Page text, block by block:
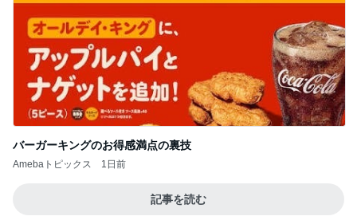
バーガーキングのお得感満点の裏技
Amebaトピックス 1日前
記事を読む